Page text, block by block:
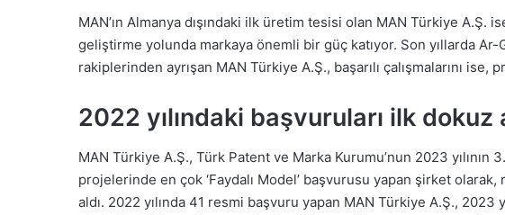
MAN’ın Almanya dışındaki ilk üretim tesisi olan MAN Türkiye A.Ş.
geliştirme yolunda markaya önemli bir güç katıyor. Son yıllarda Ar-
rakiplerinden ayrışan MAN Türkiye A.Ş., başarılı çalışmalarını
2022 yılındaki başvuruları ilk dokuz
MAN Türkiye A.Ş., Türk Patent ve Marka Kurumu’nun 2023 yılının
projelerinde en çok ‘Faydalı Model’ başvurusu yapan şirket
aldı. 2022 yılında 41 resmi başvuru yapan MAN Türkiye A.Ş., 2023
İçi Taşımacılığa
Yeni Volvo FL
İş
Makinaları’nda
Yeniden
Yapılandırma
Alman ATLAS İş Makinaları’nda
Yeniden Yapılandırma Süreci